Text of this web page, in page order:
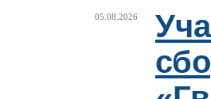
05.08.2026